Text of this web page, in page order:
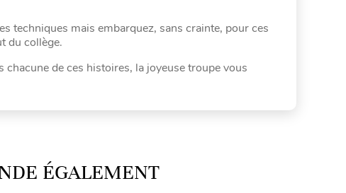
techniques mais embarquez, sans crainte, pour ces
du collège.
de ces histoires, la joyeuse troupe vous
ÉGALEMENT